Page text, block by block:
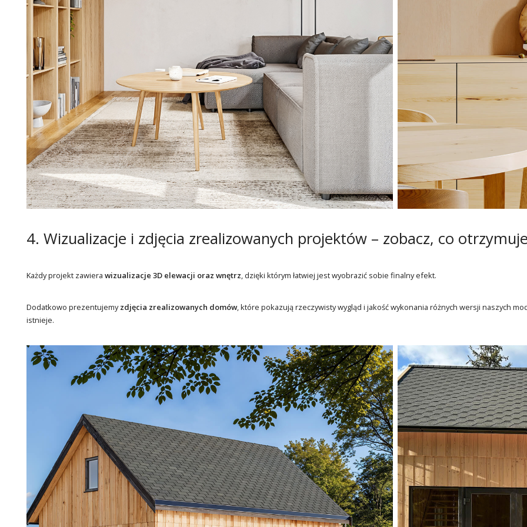
4. Wizualizacje i zdjęcia zrealizowanych projektów – zobacz, co
Każdy projekt zawiera wizualizacje 3D elewacji oraz wnętrz, dzięki którym łatwiej jest wyobrazić sobie finalny efekt.
Dodatkowo prezentujemyzdjęcia zrealizowanych domów, które pokazują rzeczywisty wygląd i jakość wykonania różnych wersji naszych
istnieje.